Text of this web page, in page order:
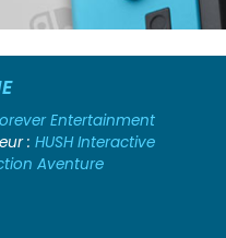
Entertainment
: HUSH Interactive
Aventure